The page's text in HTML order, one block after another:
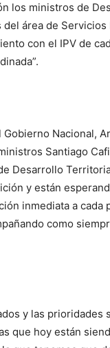
los ministros de
área de
con el IPV de
Nacional,
Santiago
Desarrollo
y están
inmediata a cada
como
y las prioridades
que hoy están